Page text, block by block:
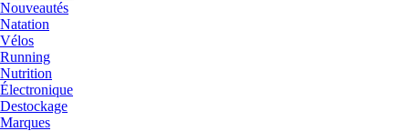
Nouveautés
Natation
Vélos
Running
Nutrition
Électronique
Destockage
Marques